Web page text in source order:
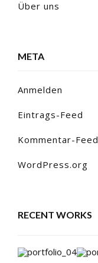
Über uns
META
Anmelden
Eintrags-Feed
Kommentar-Feed
WordPress.org
RECENT WORKS